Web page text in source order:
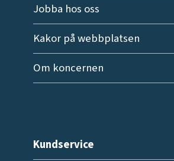
Jobba hos oss
Kakor på webbplatsen
Om koncernen
Kundservice